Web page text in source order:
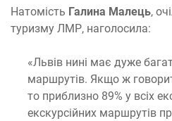
Натомість Галина Малець,
туризму ЛМР, наголосила:
«Львів нині має дуже
маршрутів. Якщо ж
то приблизно 89% у всіх
екскурсійних маршрутів